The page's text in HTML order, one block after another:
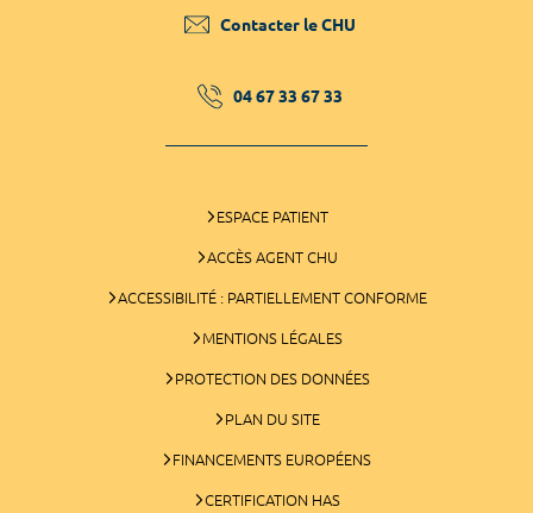
Contacter le CHU
04 67 33 67 33
ESPACE PATIENT
ACCÈS AGENT CHU
ACCESSIBILITÉ : PARTIELLEMENT CONFORME
MENTIONS LÉGALES
PROTECTION DES DONNÉES
PLAN DU SITE
FINANCEMENTS EUROPÉENS
CERTIFICATION HAS